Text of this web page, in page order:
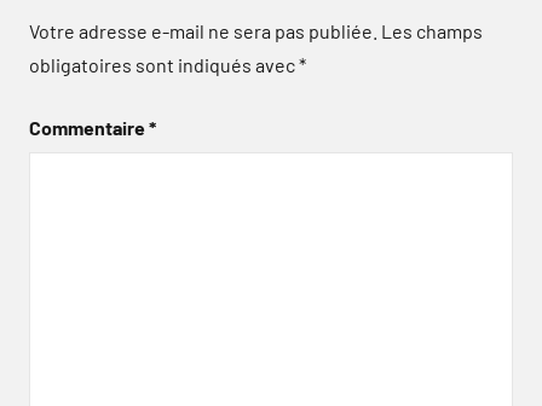
Votre adresse e-mail ne sera pas publiée. Les champs
obligatoires sont indiqués avec*
Commentaire*